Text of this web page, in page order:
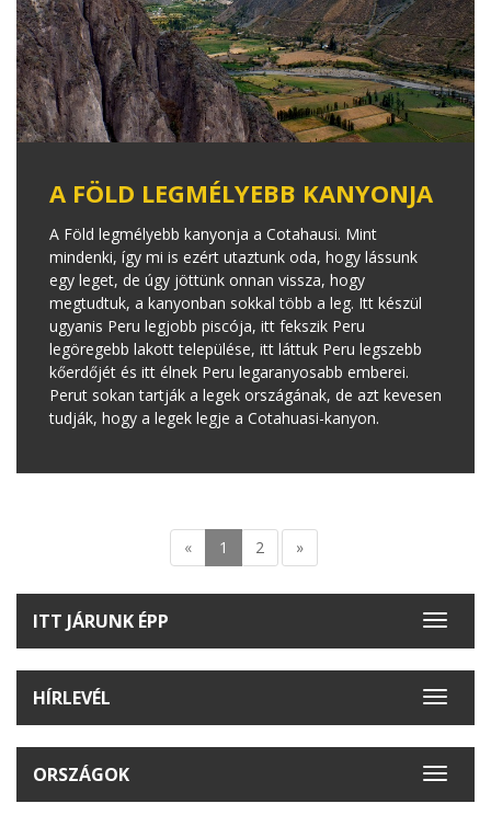
A FÖLD LEGMÉLYEBB KANYONJA
A Föld legmélyebb kanyonja a Cotahausi. Mint
mindenki, így mi is ezért utaztunk oda, hogy lássunk
egy leget, de úgy jöttünk onnan vissza, hogy
megtudtuk, a kanyonban sokkal több a leg. Itt készül
ugyanis Peru legjobb piscója, itt fekszik Peru
legöregebb lakott települése, itt láttuk Peru legszebb
kőerdőjét és itt élnek Peru legaranyosabb emberei.
Perut sokan tartják a legek országának, de azt kevesen
tudják, hogy a legek legje a Cotahuasi-kanyon.
« 1 2 »
Toggle
ITT JÁRUNK ÉPP
Toggle
HÍRLEVÉL
Toggle
ORSZÁGOK